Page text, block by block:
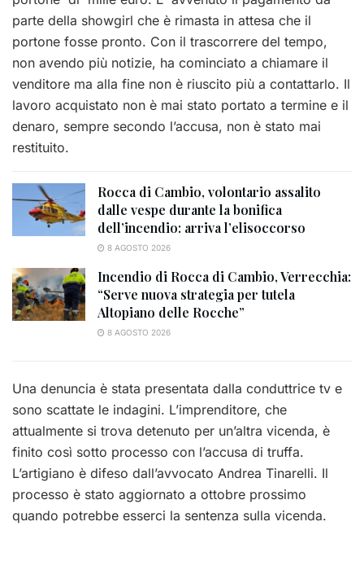
parte della showgirl che è rimasta in attesa che il
portone fosse pronto. Con il trascorrere del tempo,
non avendo più notizie, ha cominciato a chiamare il
venditore ma alla fine non è riuscito più a contattarlo. Il
lavoro acquistato non è mai stato portato a termine e il
denaro, sempre secondo l’accusa, non è stato mai
restituito.
Rocca di Cambio, volontario assalito
dalle vespe durante la bonifica
dell’incendio: arriva l’elisoccorso
8 AGOSTO 2026
Incendio di Rocca di Cambio, Verrecchia:
“Serve nuova strategia per tutela
Altopiano delle Rocche”
8 AGOSTO 2026
Una denuncia è stata presentata dalla conduttrice tv e
sono scattate le indagini. L’imprenditore, che
attualmente si trova detenuto per un’altra vicenda, è
finito così sotto processo con l’accusa di truffa.
L’artigiano è difeso dall’avvocato Andrea Tinarelli. Il
processo è stato aggiornato a ottobre prossimo
quando potrebbe esserci la sentenza sulla vicenda.